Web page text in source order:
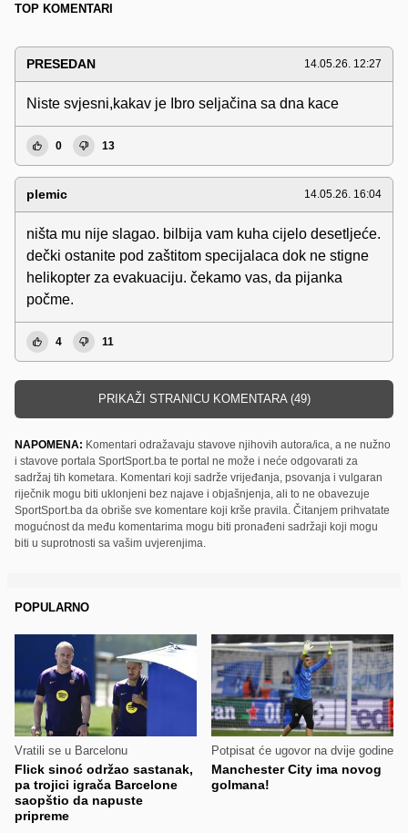
TOP KOMENTARI
PRESEDAN 14.05.26. 12:27
Niste svjesni,kakav je Ibro seljačina sa dna kace
0 13
plemic 14.05.26. 16:04
ništa mu nije slagao. bilbija vam kuha cijelo desetljeće.
dečki ostanite pod zaštitom specijalaca dok ne stigne
helikopter za evakuaciju. čekamo vas, da pijanka
počme.
4 11
PRIKAŽI STRANICU KOMENTARA (49)
NAPOMENA: Komentari odražavaju stavove njihovih autora/ica, a ne nužno
i stavove portala SportSport.ba te portal ne može i neće odgovarati za
sadržaj tih kometara. Komentari koji sadrže vrijeđanja, psovanja i vulgaran
riječnik mogu biti uklonjeni bez najave i objašnjenja, ali to ne obavezuje
SportSport.ba da obriše sve komentare koji krše pravila. Čitanjem prihvatate
mogućnost da među komentarima mogu biti pronađeni sadržaji koji mogu
biti u suprotnosti sa vašim uvjerenjima.
POPULARNO
Vratili se u Barcelonu
Flick sinoć održao sastanak,
pa trojici igrača Barcelone
saopštio da napuste
pripreme
Potpisat će ugovor na dvije godine
Manchester City ima novog
golmana!